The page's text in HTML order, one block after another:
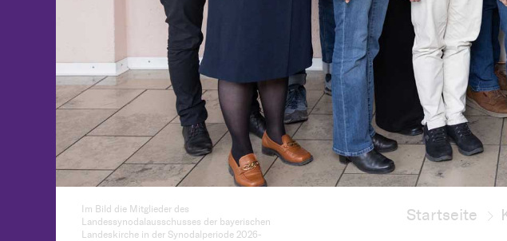
Im Bild die Mitglieder des
Landessynodalausschusses der bayerischen
Landeskirche in der Synodalperiode 2026-
Startseite